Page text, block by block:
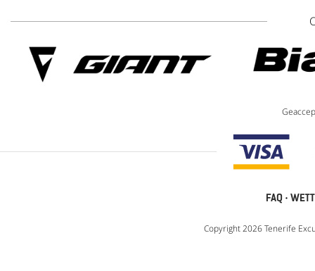
FAQ ·
Copyright 2026 Tenerife